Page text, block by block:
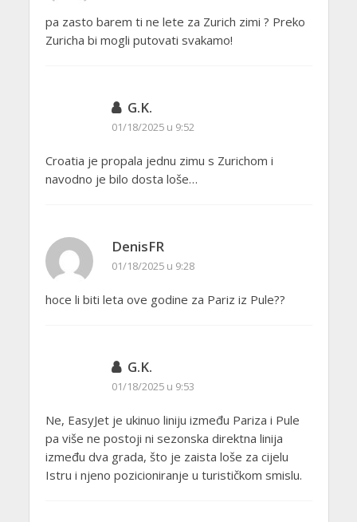
pa zasto barem ti ne lete za Zurich zimi ? Preko
Zuricha bi mogli putovati svakamo!
G.K.
01/18/2025 u 9:52
Croatia je propala jednu zimu s Zurichom i
navodno je bilo dosta loše…
DenisFR
01/18/2025 u 9:28
hoce li biti leta ove godine za Pariz iz Pule??
G.K.
01/18/2025 u 9:53
Ne, EasyJet je ukinuo liniju između Pariza i Pule
pa više ne postoji ni sezonska direktna linija
između dva grada, što je zaista loše za cijelu
Istru i njeno pozicioniranje u turističkom smislu.